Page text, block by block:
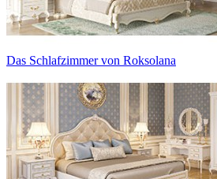
Das Schlafzimmer von Roksolana